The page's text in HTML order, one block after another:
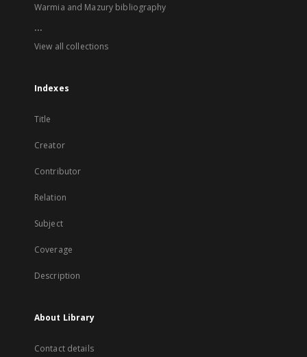
Warmia and Mazury bibliography
...
View all collections
Indexes
Title
Creator
Contributor
Relation
Subject
Coverage
Description
About Library
Contact details